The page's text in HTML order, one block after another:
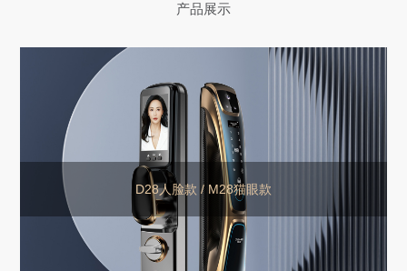
产品展示
D28人脸款 / M28猫眼款